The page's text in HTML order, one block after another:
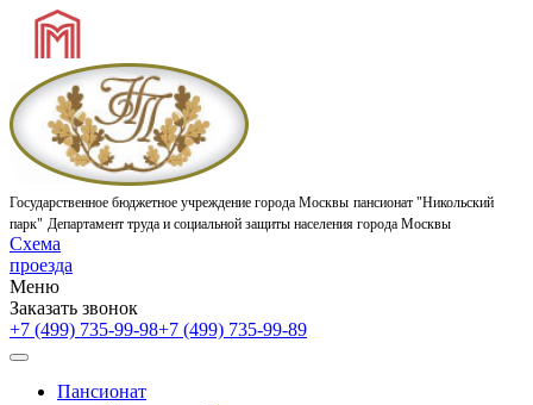
Государственное бюджетное учреждение города Москвы пансионат "Никольский
парк" Департамент труда и социальной защиты населения города Москвы
Схема
проезда
Меню
Заказать звонок
+7 (499) 735-99-98+7 (499) 735-99-89
Пансионат